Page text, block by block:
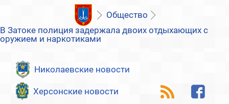
Общество
В Затоке полиция задержала двоих отдыхающих с
оружием и наркотиками
Николаевские новости
Херсонские новости